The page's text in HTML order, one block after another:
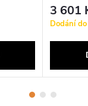
3 601
Dodání